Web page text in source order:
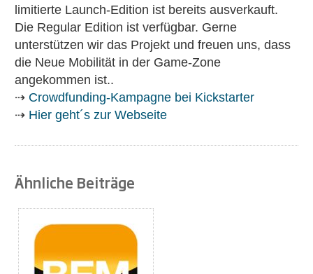
limitierte Launch-Edition ist bereits ausverkauft.
Die Regular Edition ist verfügbar. Gerne
unterstützen wir das Projekt und freuen uns, dass
die Neue Mobilität in der Game-Zone
angekommen ist..
⇢ Crowdfunding-Kampagne bei Kickstarter
⇢ Hier geht´s zur Webseite
Ähnliche Beiträge